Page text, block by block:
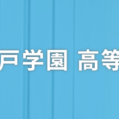
学園 高